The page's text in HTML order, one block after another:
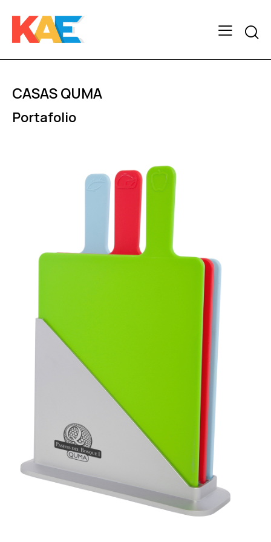
CASAS QUMA
Portafolio